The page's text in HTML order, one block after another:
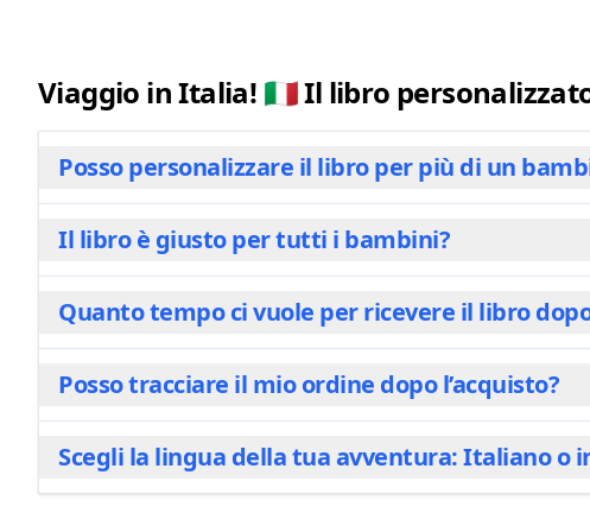
Viaggio in Italia! 🇮🇹 Il libro
Posso personalizzare il libro per più di un
Sì, è possibile! Il nostro libro ti permette di includere
zia preferita o semplicemente un buon amico di
rendendola speciale per tutti i bambini coinvolti.
Il libro è giusto per tutti i bambini?
Sì! Questo libro è pensato per i bambini fino a 10 anni,
personalizzazione lo rende un'esperienza piacevole
questo libro per bambini più grandi, che lo hanno
Quanto tempo ci vuole per ricevere il libro
Il tuo libro è stampato appositamente per te,
stampa entro 2 ore. La produzione e la spedizione
settimana, a seconda del paese di destinazione e del
FedEx e opzioni più lente ma economiche con la posta
Posso tracciare il mio ordine dopo l’acquisto?
Sì, a seconda del metodo di spedizione scelto al
completo, in modo che tu possa seguire il percorso del
Scegli la lingua della tua avventura: Italiano o